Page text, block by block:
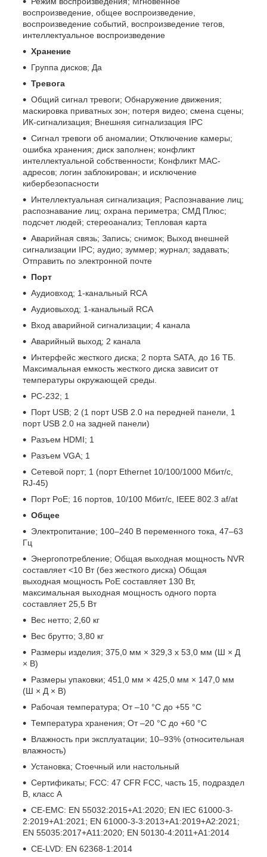
воспроизведение, общее воспроизведение,
воспроизведение событий, воспроизведение тегов,
интеллектуальное воспроизведение
Хранение
Группа дисков; Да
Тревога
Общий сигнал тревоги; Обнаружение движения;
маскировка приватных зон; потеря видео; смена сцены;
ИК-сигнализация; Внешняя сигнализация IPC
Сигнал тревоги об аномалии; Отключение камеры;
ошибка хранения; диск заполнен; конфликт
интеллектуальной собственности; Конфликт MAC-
адресов; логин заблокирован; и исключение
кибербезопасности
Интеллектуальная сигнализация; Распознавание лиц;
распознавание лиц; охрана периметра; СМД Плюс;
подсчет людей; стереоанализ; Тепловая карта
Аварийная связь; Запись; снимок; Выход внешней
сигнализации IPC; аудио; зуммер; журнал; задавать;
Отправить по электронной почте
Порт
Аудиовход; 1-канальный RCA
Аудиовыход; 1-канальный RCA
Вход аварийной сигнализации; 4 канала
Аварийный выход; 2 канала
Интерфейс жесткого диска; 2 порта SATA, до 16 ТБ.
Максимальная емкость жесткого диска зависит от
температуры окружающей среды.
РС-232; 1
Порт USB; 2 (1 порт USB 2.0 на передней панели, 1
порт USB 2.0 на задней панели)
Разъем HDMI; 1
Разъем VGA; 1
Сетевой порт; 1 (порт Ethernet 10/100/1000 Мбит/с,
RJ-45)
Порт PoE; 16 портов, 10/100 Мбит/с, IEEE 802.3 af/at
Общее
Электропитание; 100–240 В переменного тока, 47–63
Гц
Энергопотребление; Общая выходная мощность NVR
составляет <10 Вт (без жесткого диска) Общая
выходная мощность PoE составляет 130 Вт,
максимальная выходная мощность одного порта
составляет 25,5 Вт
Вес нетто; 2,60 кг
Вес брутто; 3,80 кг
Размеры изделия; 375,0 мм × 329,3 x 53,0 мм (Ш × Д
× В)
Размеры упаковки; 451,0 мм × 425,0 мм × 147,0 мм
(Ш × Д × В)
Рабочая температура; От –10 °C до +55 °C
Температура хранения; От –20 °C до +60 °C
Влажность при эксплуатации; 10–93% (относительная
влажность)
Установка; Стоечный или настольный
Сертификаты; FCC: 47 CFR FCC, часть 15, подраздел
B, класс A
CE-EMC: EN 55032:2015+A1:2020; EN IEC 61000-3-
2:2019+A1:2021; EN 61000-3-3:2013+A1:2019+A2:2021;
EN 55035:2017+A11:2020; EN 50130-4:2011+A1:2014
CE-LVD: EN 62368-1:2014